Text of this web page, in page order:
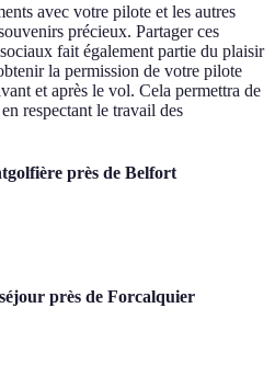
avec votre pilote et les autres
précieux. Partager ces
fait également partie du plaisir
la permission de votre pilote
et après le vol. Cela permettra de
respectant le travail des
près de Belfort
près de Forcalquier